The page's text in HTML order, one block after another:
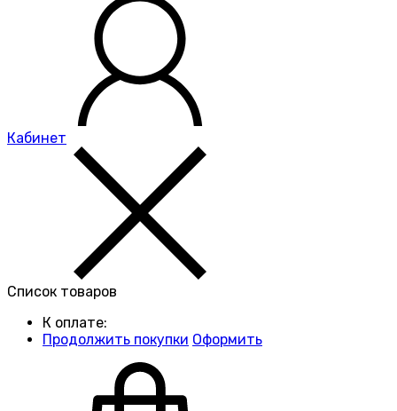
Кабинет
Список товаров
К оплате:
Продолжить покупки Оформить